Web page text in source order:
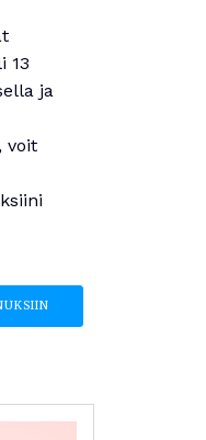
13
ja
voit